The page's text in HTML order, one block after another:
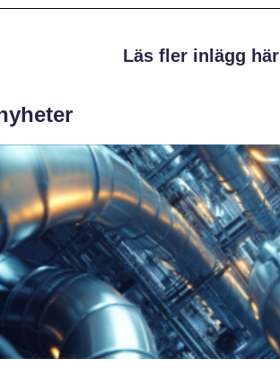
Läs fler inlägg här